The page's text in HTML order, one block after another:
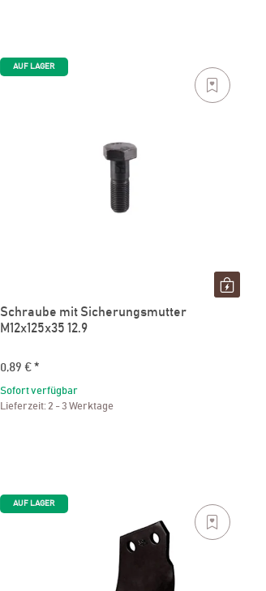
AUF LAGER
Schraube mit Sicherungsmutter
M12x125x35 12.9
0,89 € *
Sofort verfügbar
Lieferzeit: 2 - 3 Werktage
AUF LAGER